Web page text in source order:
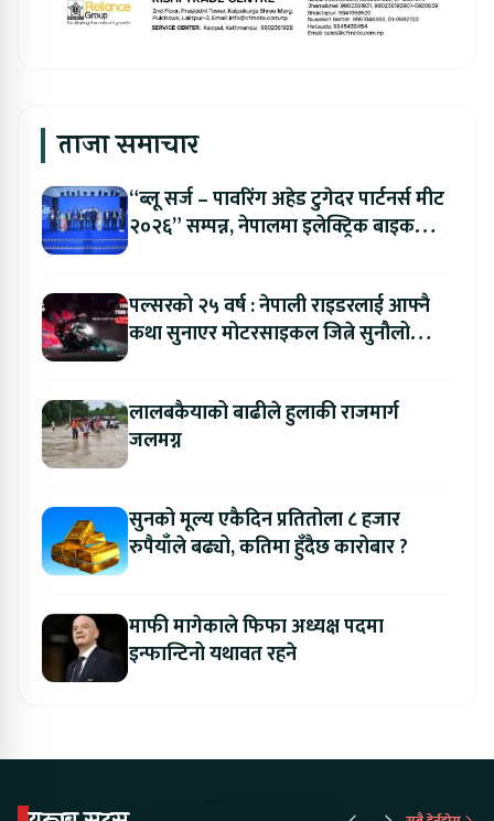
ताजा समाचार
“ब्लू सर्ज – पावरिंग अहेड टुगेदर पार्टनर्स मीट
२०२६” सम्पन्न, नेपालमा इलेक्ट्रिक बाइक
पल्सरको २५ वर्ष : नेपाली राइडरलाई आफ्नै
कथा सुनाएर मोटरसाइकल जित्ने सुनौलो
लालबकैयाको बाढीले हुलाकी राजमार्ग
जलमग्न
सुनको मूल्य एकैदिन प्रतितोला ८ हजार
रुपैयाँले बढ्यो, कतिमा हुँदैछ कारोबार ?
माफी मागेकाले फिफा अध्यक्ष पदमा
इन्फान्टिनो यथावत रहने